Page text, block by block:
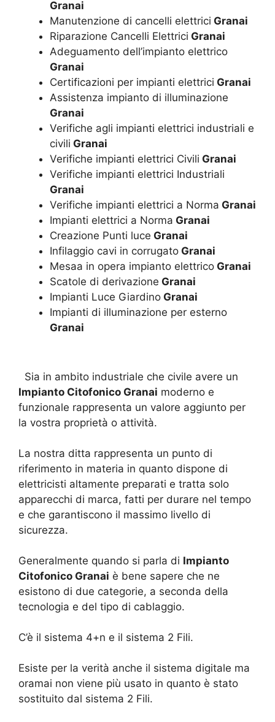
Granai
Manutenzione di cancelli elettrici Granai
Riparazione Cancelli Elettrici Granai
Adeguamento dell’impianto elettrico
Granai
Certificazioni per impianti elettrici Granai
Assistenza impianto di illuminazione
Granai
Verifiche agli impianti elettrici industriali e
civili Granai
Verifiche impianti elettrici Civili Granai
Verifiche impianti elettrici Industriali
Granai
Verifiche impianti elettrici a Norma Granai
Impianti elettrici a Norma Granai
Creazione Punti luce Granai
Infilaggio cavi in corrugato Granai
Mesaa in opera impianto elettrico Granai
Scatole di derivazione Granai
Impianti Luce Giardino Granai
Impianti di illuminazione per esterno
Granai
Sia in ambito industriale che civile avere un
Impianto Citofonico Granai moderno e
funzionale rappresenta un valore aggiunto per
la vostra proprietà o attività.
La nostra ditta rappresenta un punto di
riferimento in materia in quanto dispone di
elettricisti altamente preparati e tratta solo
apparecchi di marca, fatti per durare nel tempo
e che garantiscono il massimo livello di
sicurezza.
Generalmente quando si parla di Impianto
Citofonico Granai è bene sapere che ne
esistono di due categorie, a seconda della
tecnologia e del tipo di cablaggio.
C’è il sistema 4+n e il sistema 2 Fili.
Esiste per la verità anche il sistema digitale ma
oramai non viene più usato in quanto è stato
sostituito dal sistema 2 Fili.